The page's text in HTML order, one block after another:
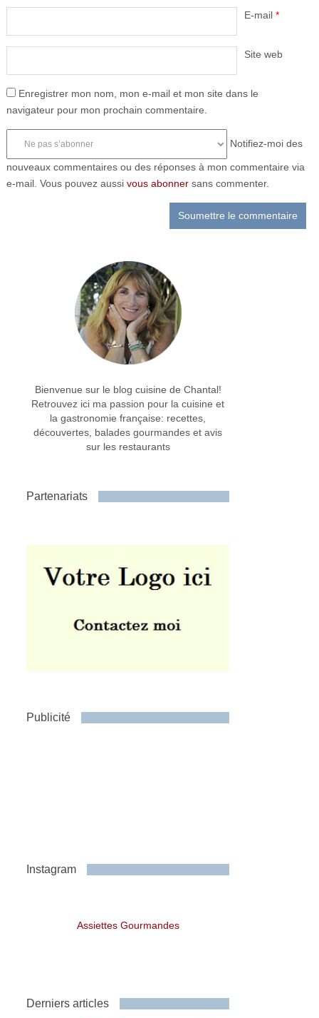
E-mail *
Site web
Enregistrer mon nom, mon e-mail et mon site dans le
navigateur pour mon prochain commentaire.
Notifiez-moi des
nouveaux commentaires ou des réponses à mon commentaire via
e-mail. Vous pouvez aussi vous abonnersans commenter.
Bienvenue sur le blog cuisine de Chantal!
Retrouvez ici ma passion pour la cuisine et
la gastronomie française: recettes,
découvertes, balades gourmandes et avis
sur les restaurants
Partenariats
Publicité
Instagram
Assiettes Gourmandes
Derniers articles